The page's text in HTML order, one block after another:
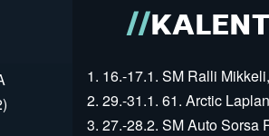
1. 16.-17.1. SM Ralli
2. 29.-31.1. 61. Arctic
3. 27.-28.2. SM Auto Sorsa